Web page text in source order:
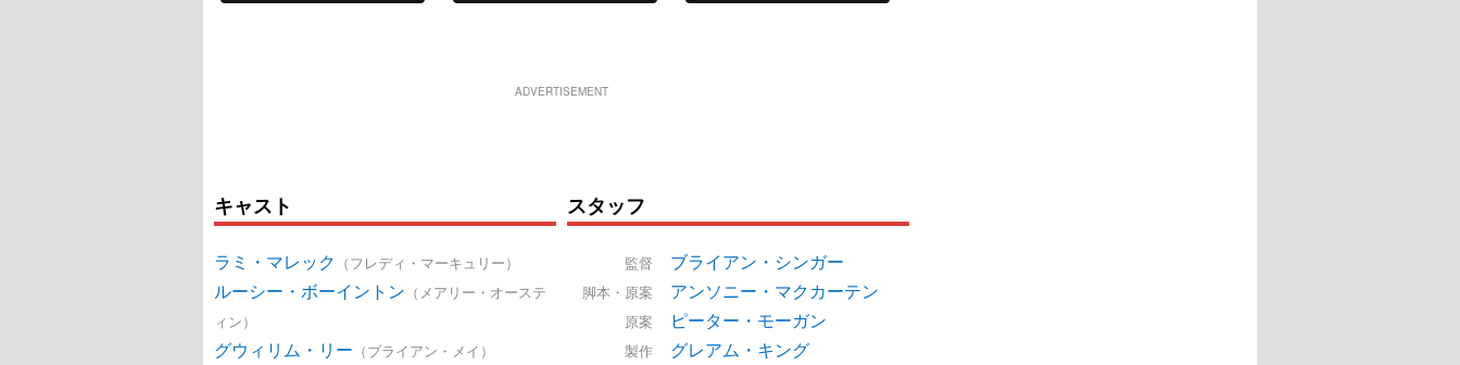
ADVERTISEMENT
キャスト
ラミ・マレック （フレディ・マーキュリー）
ルーシー・ボーイントン （メアリー・オーステ
ィン）
グウィリム・リー （ブライアン・メイ）
スタッフ
監督 ブライアン・シンガー
脚本・原案 アンソニー・マクカーテン
原案 ピーター・モーガン
製作
グレアム・キング